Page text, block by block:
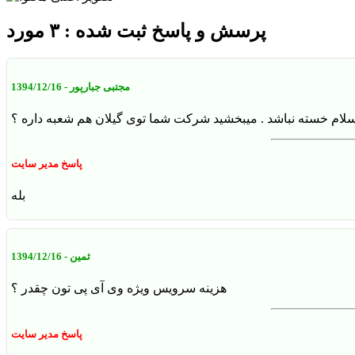
پرسش و پاسخ ثبت شده : ۳ مورد
مجتبی جبارپور - 1394/12/16
خسته نباشد . میبخشید شرکت شما توی گیلان هم شعبه داره ؟
پاسخ مدیر سایت
بله
ثمین - 1394/12/16
هزینه سرویس ویژه وی آی پی تون چقدر ؟
پاسخ مدیر سایت